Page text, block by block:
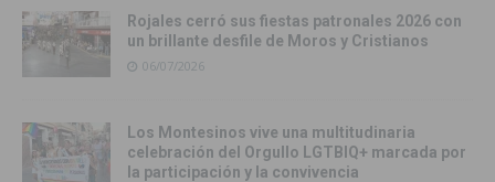
Rojales cerró sus fiestas patronales 2026 con
un brillante desfile de Moros y Cristianos
06/07/2026
Los Montesinos vive una multitudinaria
celebración del Orgullo LGTBIQ+ marcada por
la participación y la convivencia